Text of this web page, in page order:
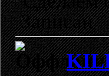
Записан